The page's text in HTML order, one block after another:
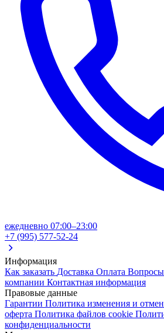
ежедневно 07:00–23:00
+7 (995) 577-52-24
Информация
Как заказать Доставка Оплата
компании Контактная информация
Правовые данные
Гарантии Политика изменения и
оферта Политика файлов cookie
конфиденциальности